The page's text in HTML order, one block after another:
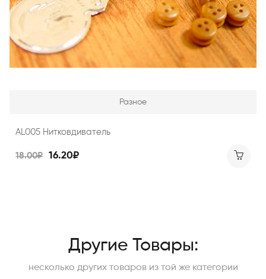
Разное
AL005 Нитковдиватель
18.00₽ 16.20₽
Другие Товары:
несколько других товаров из той же категории